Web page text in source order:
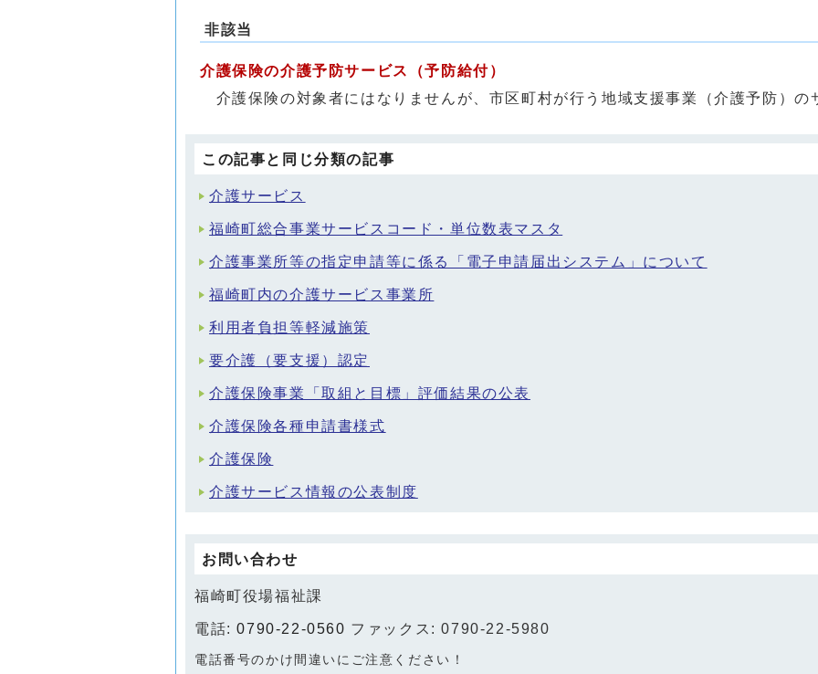
非該当
介護保険の介護予防サービス（予防給付）
介護保険の対象者にはなりませんが、市区町村が行う地域支援事業（介護予防）の
この記事と同じ分類の記事
介護サービス
福崎町総合事業サービスコード・単位数表マスタ
介護事業所等の指定申請等に係る「電子申請届出システム」について
福崎町内の介護サービス事業所
利用者負担等軽減施策
要介護（要支援）認定
介護保険事業「取組と目標」評価結果の公表
介護保険各種申請書様式
介護保険
介護サービス情報の公表制度
お問い合わせ
福崎町役場福祉課
電話:0790-22-0560 ファックス: 0790-22-5980
電話番号のかけ間違いにご注意ください！